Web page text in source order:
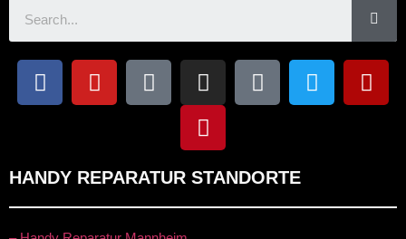
HANDY REPARATUR STANDORTE